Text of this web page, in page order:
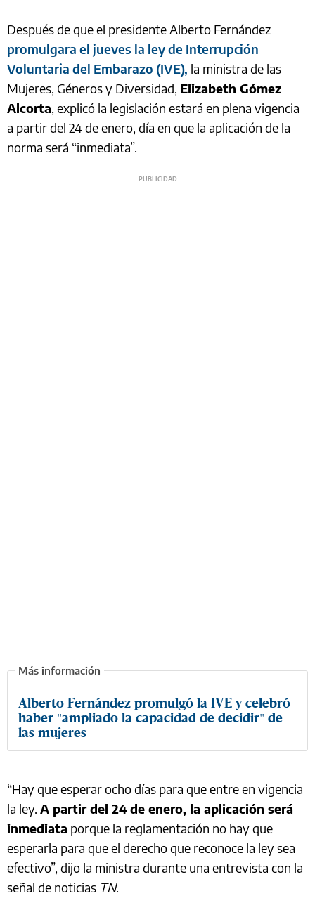
Después de que el presidente Alberto Fernández
promulgara el jueves la ley de Interrupción
Voluntaria del Embarazo (IVE), la ministra de las
Mujeres, Géneros y Diversidad, Elizabeth Gómez
Alcorta, explicó la legislación estará en plena vigencia
a partir del 24 de enero, día en que la aplicación de la
norma será “inmediata”.
Alberto Fernández promulgó la IVE y celebró
haber "ampliado la capacidad de decidir" de
las mujeres
“Hay que esperar ocho días para que entre en vigencia
la ley. A partir del 24 de enero, la aplicación será
inmediata porque la reglamentación no hay que
esperarla para que el derecho que reconoce la ley sea
efectivo”, dijo la ministra durante una entrevista con la
señal de noticias TN.